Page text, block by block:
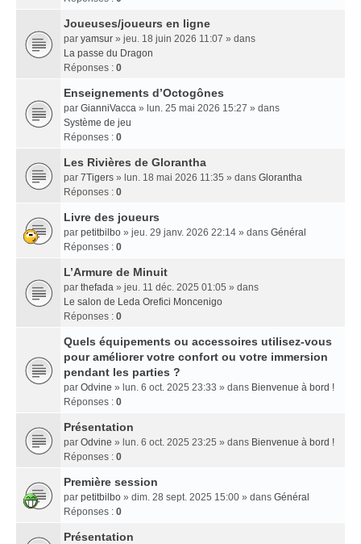
Joueuses/joueurs en ligne
par yamsur » jeu. 18 juin 2026 11:07 » dans
La passe du Dragon
Réponses : 0
Enseignements dʼOctogônes
par GianniVacca » lun. 25 mai 2026 15:27 » dans
Système de jeu
Réponses : 0
Les Rivières de Glorantha
par 7Tigers » lun. 18 mai 2026 11:35 » dans Glorantha
Réponses : 0
Livre des joueurs
par petitbilbo » jeu. 29 janv. 2026 22:14 » dans Général
Réponses : 0
L’Armure de Minuit
par thefada » jeu. 11 déc. 2025 01:05 » dans
Le salon de Leda Orefici Moncenigo
Réponses : 0
Quels équipements ou accessoires utilisez-vous
pour améliorer votre confort ou votre immersion
pendant les parties ?
par Odvine » lun. 6 oct. 2025 23:33 » dans Bienvenue à bord !
Réponses : 0
Présentation
par Odvine » lun. 6 oct. 2025 23:25 » dans Bienvenue à bord !
Réponses : 0
Première session
par petitbilbo » dim. 28 sept. 2025 15:00 » dans Général
Réponses : 0
Présentation